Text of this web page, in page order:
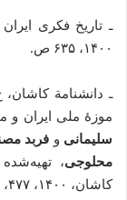
ـ تاریخ فکری
۱۴۰۰، ۶۳۵ ص.
موزۀ ملی ایران
سلیمانی و فربد
محلوجی،
کاشان، ۱۴۰۰، ۴۷۷، ۲۱ ص.